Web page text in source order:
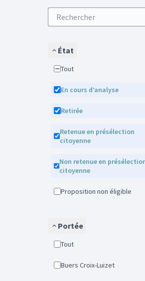
État
Tout
En cours d’analyse
Retirée
Retenue en présélection
citoyenne
Non retenue en présélection
citoyenne
Proposition non éligible
Portée
Tout
Buers Croix-Luizet